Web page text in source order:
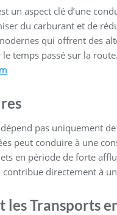
un aspect clé d’une
du carburant et de
qui offrent des
temps passé sur la
pas uniquement
peut conduire à une
en période de forte
contribue directement à
les Transports